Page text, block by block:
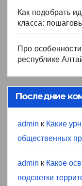
Как подобрать
класса:
Про
республике
Последние
admin к Какие
общественных
admin к Какое
подсветки